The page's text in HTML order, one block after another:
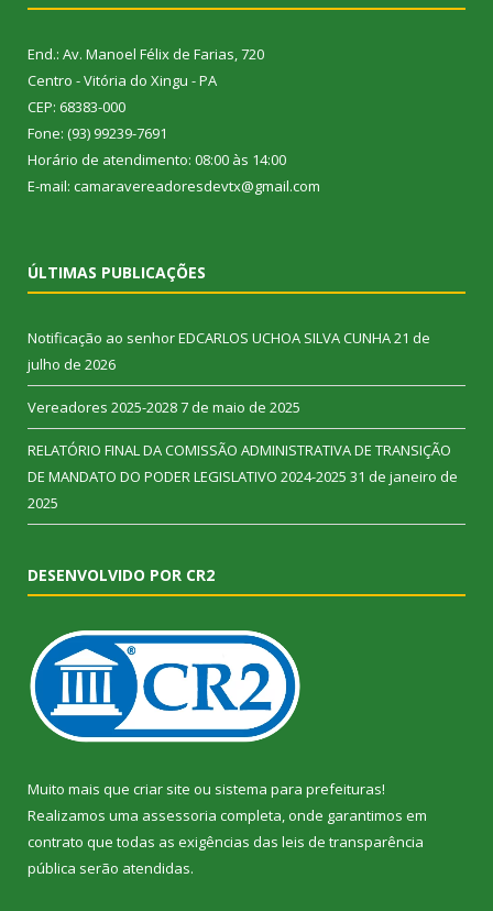
End.: Av. Manoel Félix de Farias, 720
Centro - Vitória do Xingu - PA
CEP: 68383-000
Fone: (93) 99239-7691
Horário de atendimento: 08:00 às 14:00
E-mail: camaravereadoresdevtx@gmail.com
ÚLTIMAS PUBLICAÇÕES
Notificação ao senhor EDCARLOS UCHOA SILVA CUNHA21 de
julho de 2026
Vereadores 2025-20287 de maio de 2025
RELATÓRIO FINAL DA COMISSÃO ADMINISTRATIVA DE TRANSIÇÃO
DE MANDATO DO PODER LEGISLATIVO 2024-2025 31 de janeiro de
2025
DESENVOLVIDO POR CR2
Muito mais que criar site ou sistema para prefeituras!
Realizamos uma assessoria completa, onde garantimos em
contrato que todas as exigências das leis de transparência
pública serão atendidas.